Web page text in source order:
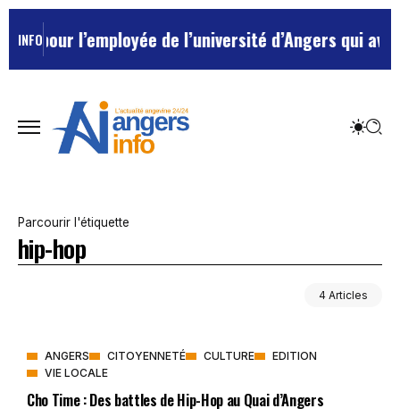
INFO
pour l’employée de l’université d’Angers qui
Parcourir l'étiquette
hip-hop
4 Articles
ANGERS CITOYENNETÉ CULTURE
EDITION
VIE LOCALE
Cho Time : Des battles de Hip-Hop au Quai d’Angers